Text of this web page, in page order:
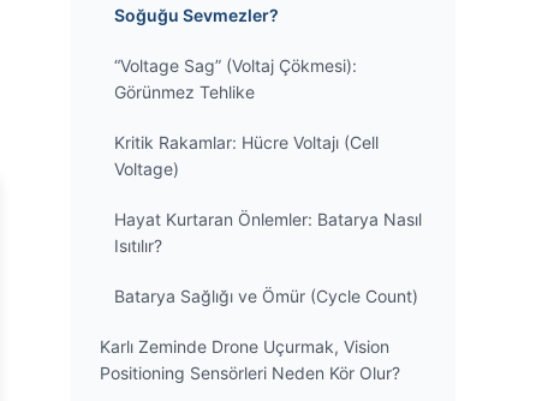
Soğuğu Sevmezler?
“Voltage Sag” (Voltaj Çökmesi):
Görünmez Tehlike
Kritik Rakamlar: Hücre Voltajı (Cell
Voltage)
Hayat Kurtaran Önlemler: Batarya Nasıl
Isıtılır?
Batarya Sağlığı ve Ömür (Cycle Count)
Karlı Zeminde Drone Uçurmak, Vision
Positioning Sensörleri Neden Kör Olur?